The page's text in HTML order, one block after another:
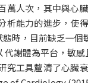
萬人次，其中與心
析能力的進步，使
時，目前缺乏一
謝體為平台，敏
究工具釐清了心臟